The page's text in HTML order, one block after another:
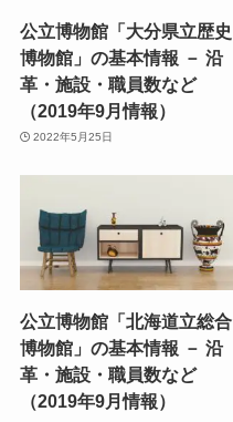
公立博物館「大分県立歴史
博物館」の基本情報 － 沿
革・施設・職員数など
（2019年9月情報）
2022年5月25日
公立博物館「北海道立総合
博物館」の基本情報 － 沿
革・施設・職員数など
（2019年9月情報）